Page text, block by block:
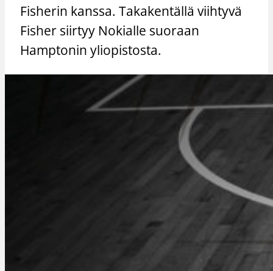
Fisherin kanssa. Takakentällä viihtyvä
Fisher siirtyy Nokialle suoraan
Hamptonin yliopistosta.